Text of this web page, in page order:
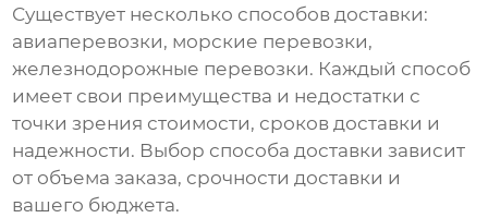
Существует несколько способов доставки:
авиаперевозки, морские перевозки,
железнодорожные перевозки. Каждый способ
имеет свои преимущества и недостатки с
точки зрения стоимости, сроков доставки и
надежности. Выбор способа доставки зависит
от объема заказа, срочности доставки и
вашего бюджета.